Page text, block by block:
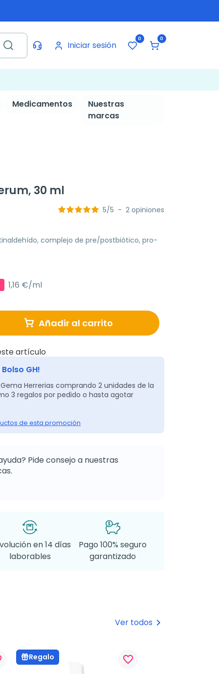
Iniciar sesión
0 0
Medicamentos
Nuestras
marcas
30 ml
5/5 - 2 opiniones
complejo de pre/postbiótico, pro-
1,16 €/ml
Añadir al carrito
artículo
Bolso GH!
Gema Herrerias comprando 2 unidades de la
3 regalos por pedido o hasta agotar
de esta promoción
Pide consejo a nuestras
en 14 días
laborables
Pago 100% seguro
garantizado
Ver todos keyboard_arrow_right
Regalo favorite_border